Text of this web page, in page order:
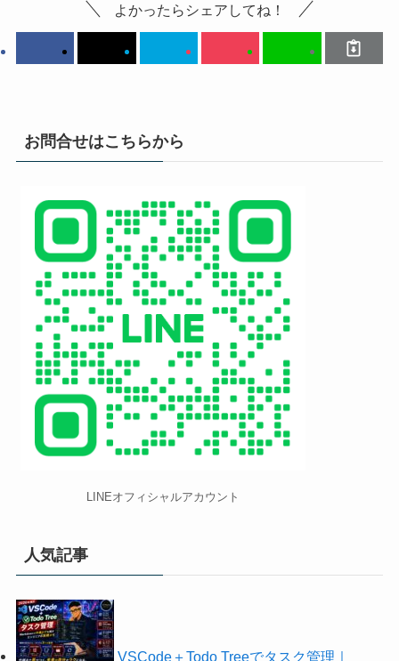
よかったらシェアしてね！
お問合せはこちらから
LINEオフィシャルアカウント
人気記事
VSCode＋Todo Treeでタスク管理｜